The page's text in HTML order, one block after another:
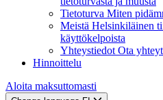
Tietoturva Miten
Meistä Helsinkiläinen
käyttökelpoista
Yhteystiedot Ota
Hinnoittelu
Aloita maksuttomasti